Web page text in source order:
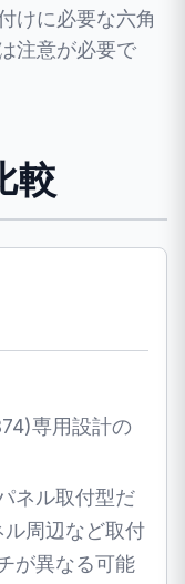
けに必要な六角
注意が必要で
較
専用設計の
ネル取付型だ
周辺など取付
が異なる可能